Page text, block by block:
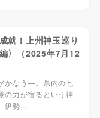
就！上州神玉巡り
〉（2025年7月12
かなう―。県内の七
の力が宿るという神
伊勢…